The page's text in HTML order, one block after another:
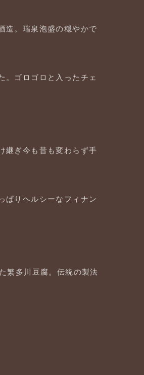
造。瑞泉泡盛の穏やかで
ゴロゴロと入ったチェ
継ぎ今も昔も変わらず手
ぱりヘルシーなフィナン
繁多川豆腐。伝統の製法